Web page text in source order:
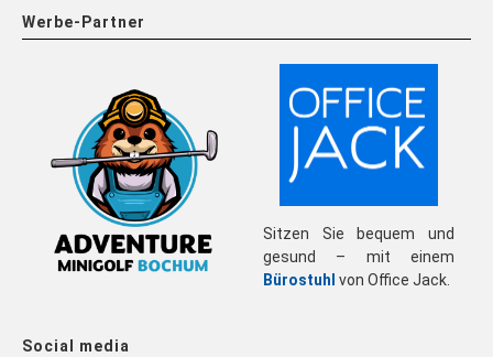
Werbe-Partner
Sitzen Sie bequem und
gesund – mit einem
Bürostuhl von Office Jack.
Social media